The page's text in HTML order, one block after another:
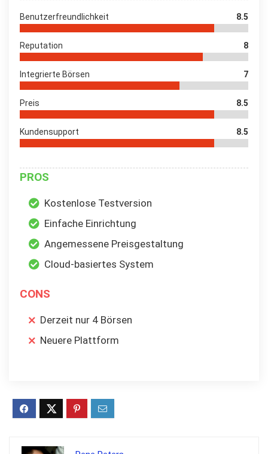
Benutzerfreundlichkeit 8.5
Reputation 8
Integrierte Börsen 7
Preis 8.5
Kundensupport 8.5
PROS
Kostenlose Testversion
Einfache Einrichtung
Angemessene Preisgestaltung
Cloud-basiertes System
CONS
Derzeit nur 4 Börsen
Neuere Plattform